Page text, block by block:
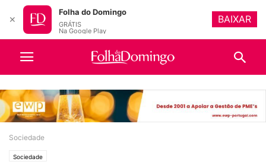
Sociedade
Sociedade
✕
Folha do Domingo
GRÁTIS
Na Google Play
BAIXAR